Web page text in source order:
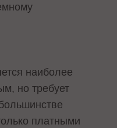
наиболее
но требует
платными